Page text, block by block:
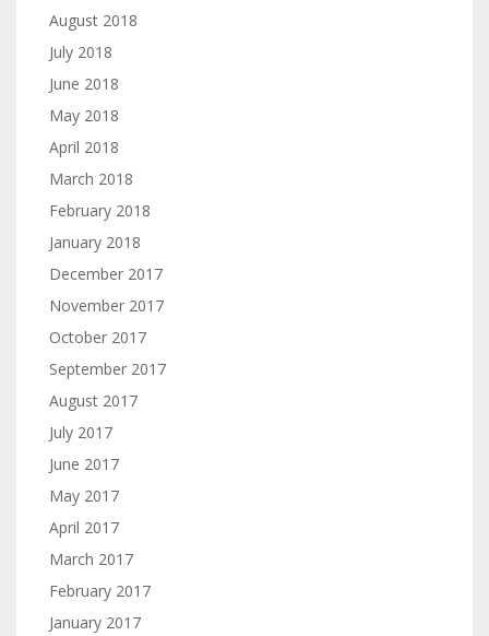
August 2018
July 2018
June 2018
May 2018
April 2018
March 2018
February 2018
January 2018
December 2017
November 2017
October 2017
September 2017
August 2017
July 2017
June 2017
May 2017
April 2017
March 2017
February 2017
January 2017